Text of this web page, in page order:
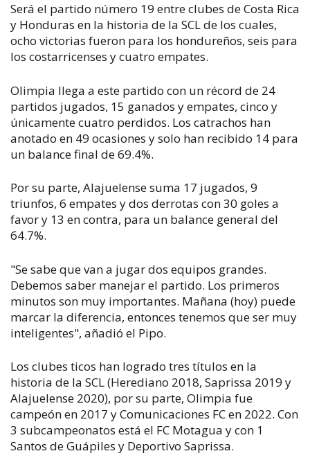
Será el partido número 19 entre clubes de Costa Rica
y Honduras en la historia de la SCL de los cuales,
ocho victorias fueron para los hondureños, seis para
los costarricenses y cuatro empates.
Olimpia llega a este partido con un récord de 24
partidos jugados, 15 ganados y empates, cinco y
únicamente cuatro perdidos. Los catrachos han
anotado en 49 ocasiones y solo han recibido 14 para
un balance final de69.4%.
Por su parte, Alajuelensesuma 17 jugados, 9
triunfos, 6 empates y dos derrotas con 30 goles a
favor y 13 en contra, para un balance general del
64.7%.
"Se sabe que van a jugar dos equipos grandes.
Debemos saber manejar el partido. Los primeros
minutos son muy importantes. Mañana (hoy) puede
marcar la diferencia, entonces tenemos que ser muy
inteligentes", añadió el Pipo.
Los clubes ticos han logrado tres títulos en la
historia de la SCL (Herediano 2018, Saprissa 2019 y
Alajuelense 2020), por su parte, Olimpia fue
campeón en 2017 y Comunicaciones FC en 2022. Con
3 subcampeonatos está el FC Motagua y con 1
Santos de Guápiles y Deportivo Saprissa.